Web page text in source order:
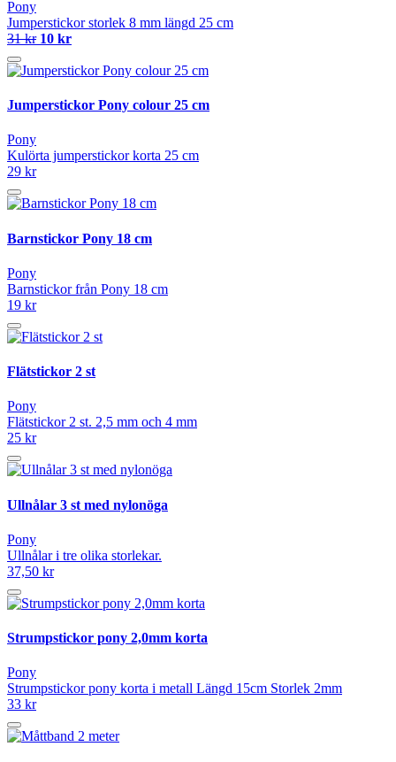
Pony
Jumperstickor storlek 8 mm längd 25 cm
31 kr 10 kr
Jumperstickor Pony colour 25 cm
Pony
Kulörta jumperstickor korta 25 cm
29 kr
Barnstickor Pony 18 cm
Pony
Barnstickor från Pony 18 cm
19 kr
Flätstickor 2 st
Pony
Flätstickor 2 st. 2,5 mm och 4 mm
25 kr
Ullnålar 3 st med nylonöga
Pony
Ullnålar i tre olika storlekar.
37,50 kr
Strumpstickor pony 2,0mm korta
Pony
Strumpstickor pony korta i metall Längd 15cm Storlek 2mm
33 kr